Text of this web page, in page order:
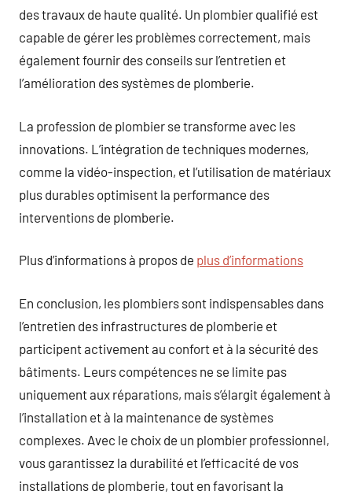
des travaux de haute qualité. Un plombier qualifié est
capable de gérer les problèmes correctement, mais
également fournir des conseils sur l’entretien et
l’amélioration des systèmes de plomberie.
La profession de plombier se transforme avec les
innovations. L’intégration de techniques modernes,
comme la vidéo-inspection, et l’utilisation de matériaux
plus durables optimisent la performance des
interventions de plomberie.
Plus d’informations à propos de plus d’informations
En conclusion, les plombiers sont indispensables dans
l’entretien des infrastructures de plomberie et
participent activement au confort et à la sécurité des
bâtiments. Leurs compétences ne se limite pas
uniquement aux réparations, mais s’élargit également à
l’installation et à la maintenance de systèmes
complexes. Avec le choix de un plombier professionnel,
vous garantissez la durabilité et l’efficacité de vos
installations de plomberie, tout en favorisant la